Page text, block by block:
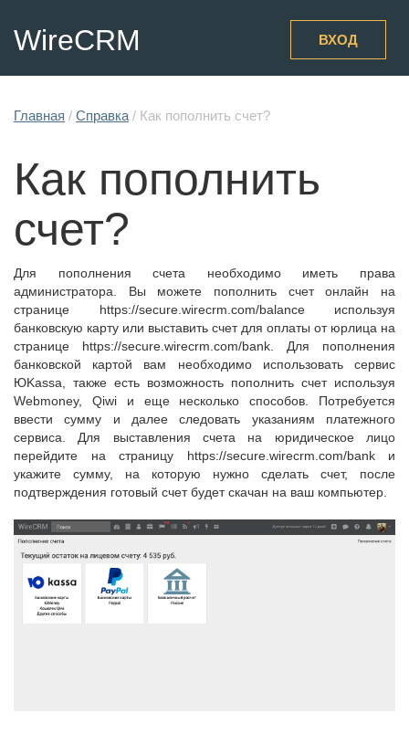
WireCRM ВХОД
Главная / Справка / Как пополнить счет?
Как пополнить
счет?
Для пополнения счета необходимо иметь права
администратора. Вы можете пополнить счет онлайн на
странице https://secure.wirecrm.com/balance используя
банковскую карту или выставить счет для оплаты от юрлица на
странице https://secure.wirecrm.com/bank. Для пополнения
банковской картой вам необходимо использовать сервис
ЮKassa, также есть возможность пополнить счет используя
Webmoney, Qiwi и еще несколько способов. Потребуется
ввести сумму и далее следовать указаниям платежного
сервиса. Для выставления счета на юридическое лицо
перейдите на страницу https://secure.wirecrm.com/bank и
укажите сумму, на которую нужно сделать счет, после
подтверждения готовый счет будет скачан на ваш компьютер.